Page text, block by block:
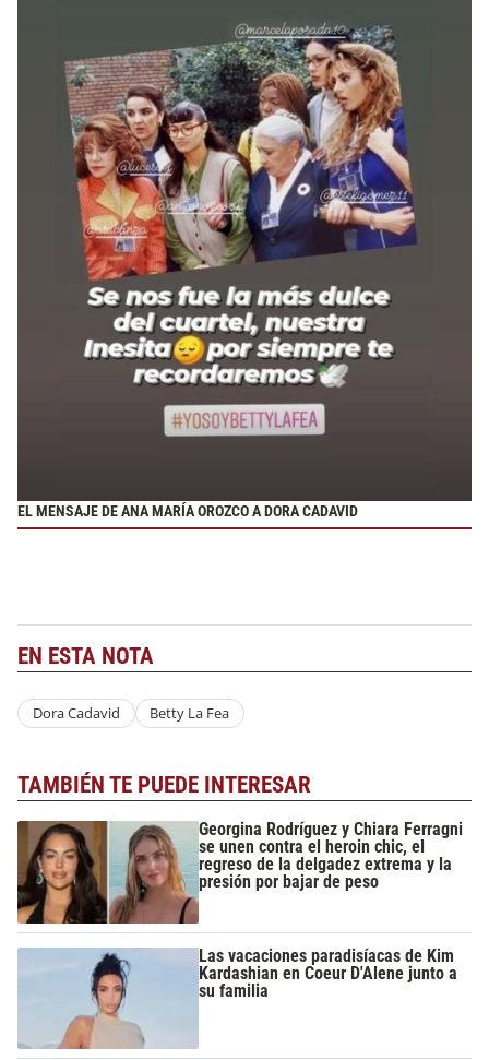
EL MENSAJE DE ANA MARÍA OROZCO A DORA CADAVID
EN ESTA NOTA
Dora Cadavid Betty La Fea
TAMBIÉN TE PUEDE INTERESAR
Georgina Rodríguez y Chiara Ferragni
se unen contra el heroin chic, el
regreso de la delgadez extrema y la
presión por bajar de peso
Las vacaciones paradisíacas de Kim
Kardashian en Coeur D'Alene junto a
su familia